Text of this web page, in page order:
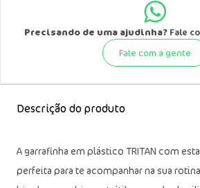
Precisando de uma ajudinha?Fale
Fale com a gente
Descrição do produto
A garrafinha em plástico TRITAN com
perfeita para te acompanhar na sua